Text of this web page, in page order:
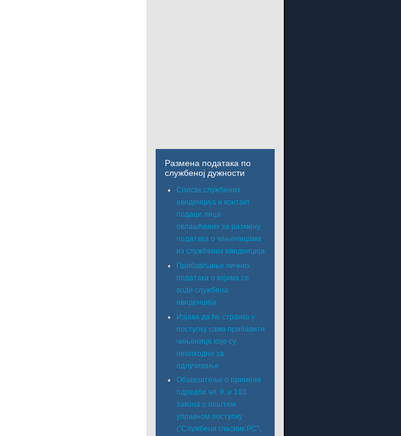
Размена података по
службеној дужности
Списак службених
евиденција и контакт
подаци лица
овлашћених за размену
података о чињеницама
из службених евиденција
Прибављање личних
података о којима се
води службена
евиденција
Изјава да ће странка у
поступку сама прибавити
чињенице које су
неопходне за
одлучивање
Обавештење о примени
одредби чл. 9. и 103.
закона о општем
управном поступку
("Службени гласник РС",